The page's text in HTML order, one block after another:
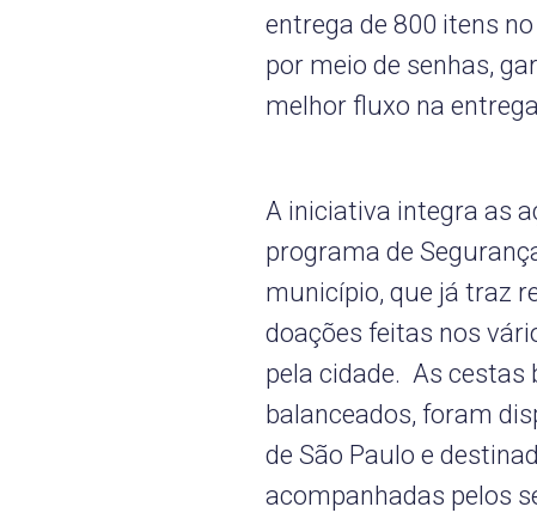
entrega de 800 itens
por meio de senhas,
melhor fluxo na
A iniciativa integra as
programa de
município, que já traz
doações feitas nos
pela cidade. As
balanceados, foram
de São Paulo e
acompanhadas pelos